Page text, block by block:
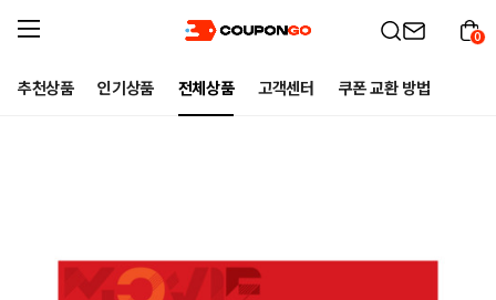
추천상품 인기상품 전체상품 고객센터 쿠폰 교환 방법
0